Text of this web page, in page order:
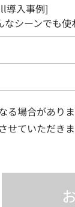
導入事例]
シーンでも
場合がありま
ていただきま